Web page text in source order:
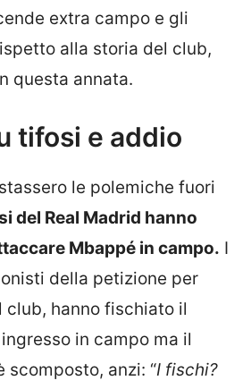
extra campo e gli
alla storia del club,
questa annata.
tifosi e addio
le polemiche fuori
del Real Madrid hanno
Mbappé in campo. I
della petizione per
club, hanno fischiato il
in campo ma il
scomposto, anzi: “I fischi?